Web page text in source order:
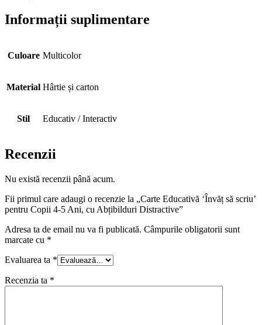
Informații suplimentare
Culoare Multicolor
Material Hârtie și carton
Stil Educativ / Interactiv
Recenzii
Nu există recenzii până acum.
Fii primul care adaugi o recenzie la „Carte Educativă ‘Învăț să scriu’
pentru Copii 4-5 Ani, cu Abțibilduri Distractive”
Adresa ta de email nu va fi publicată. Câmpurile obligatorii sunt
marcate cu *
Evaluarea ta *
Recenzia ta *